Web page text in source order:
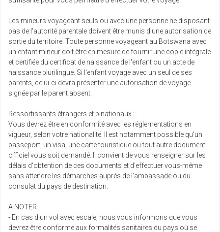
Les mineurs voyageant seuls ou avec une personne ne disposant
pas de l'autorité parentale doivent être munis d'une autorisation de
sortie du territoire. Toute personne voyageant au Botswana avec
un enfant mineur doit être en mesure de fournir une copie intégrale
et certifiée du certificat de naissance de l'enfant ou un acte de
naissance plurilingue. Si l'enfant voyage avec un seul de ses
parents, celui-ci devra présenter une autorisation de voyage
signée par le parent absent.
Ressortissants étrangers et binationaux :
Vous devrez être en conformité avec les réglementations en
vigueur, selon votre nationalité. Il est notamment possible qu'un
passeport, un visa, une carte touristique ou tout autre document
officiel vous soit demandé. Il convient de vous renseigner sur les
délais d'obtention de ces documents et d'effectuer vous-même
sans attendre les démarches auprès de l'ambassade ou du
consulat du pays de destination.
A NOTER
- En cas d'un vol avec escale, nous vous informons que vous
devrez être conforme aux formalités sanitaires du pays où se